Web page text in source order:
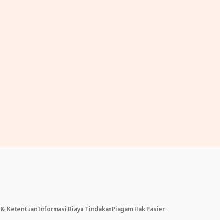
& KetentuanInformasi Biaya TindakanPiagam Hak Pasien